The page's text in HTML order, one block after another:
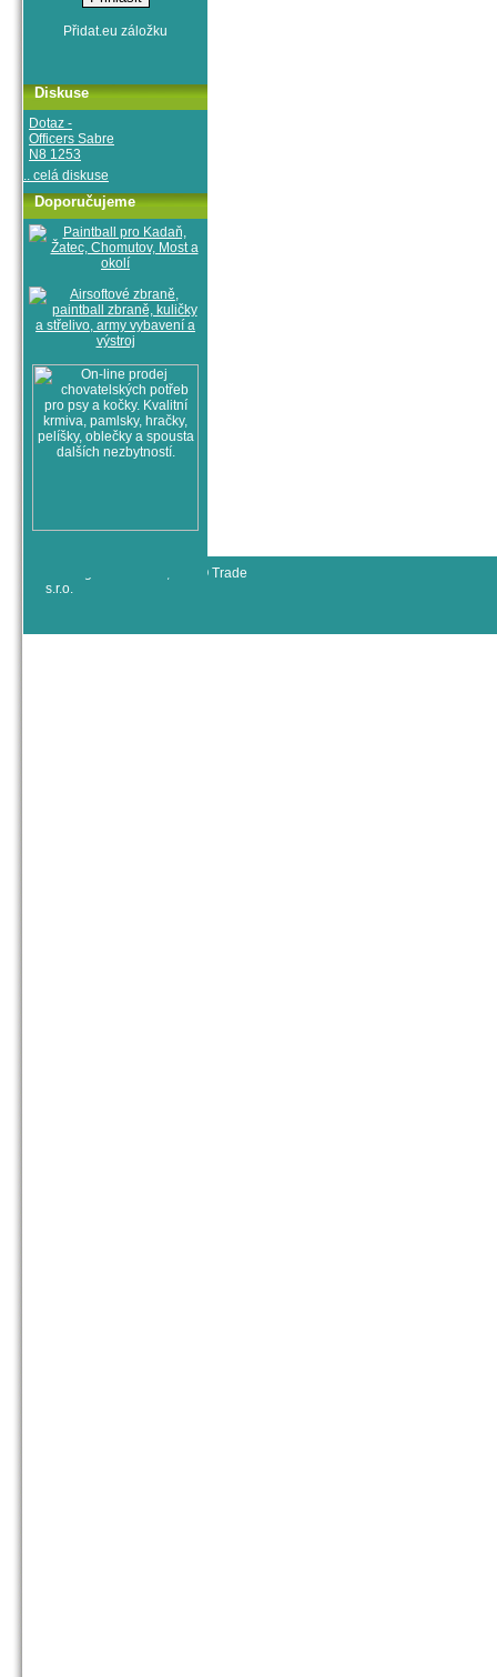
Diskuse
Dotaz -
Officers Sabre
N8 1253
.. celá diskuse
Doporučujeme
© All rights reserved, RYJO Trade
s.r.o.